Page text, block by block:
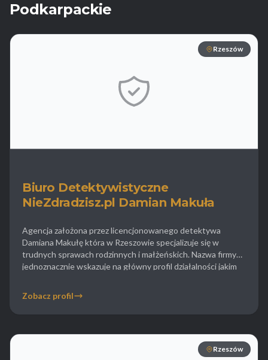
Podkarpackie
Rzeszów
Biuro Detektywistyczne
NieZdradzisz.pl Damian Makuła
Agencja założona przez licencjonowanego detektywa
Damiana Makułę która w Rzeszowie specjalizuje się w
trudnych sprawach rodzinnych i małżeńskich. Nazwa firmy
jednoznacznie wskazuje na główny profil działalności jakim
gromadzeniu materiału dowodowego do spraw
rozwodowych w tym wysokiej jakości nagrania wideo i
Zobacz profil
Rzeszów